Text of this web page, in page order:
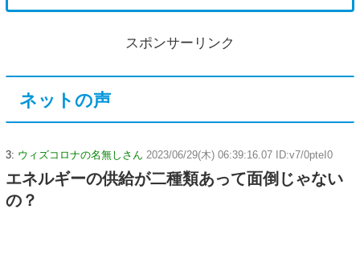
スポンサーリンク
ネットの声
3: ウィズコロナの名無しさん 2023/06/29(木) 06:39:16.07 ID:v7/0pteI0
エネルギーの供給が二種類あって面倒じゃない
の？